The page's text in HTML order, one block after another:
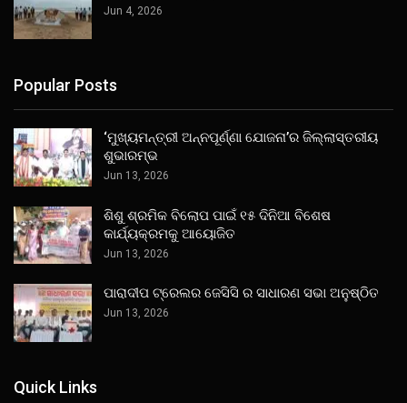
Jun 4, 2026
Popular Posts
‘ମୁଖ୍ୟମନ୍ତ୍ରୀ ଅନ୍ନପୂର୍ଣ୍ଣା ଯୋଜନା’ର ଜିଲ୍ଲାସ୍ତରୀୟ
ଶୁଭାରମ୍ଭ
Jun 13, 2026
ଶିଶୁ ଶ୍ରମିକ ବିଲୋପ ପାଇଁ ୧୫ ଦିନିଆ ବିଶେଷ
କାର୍ଯ୍ୟକ୍ରମକୁ ଆୟୋଜିତ
Jun 13, 2026
ପାରାଦୀପ ଟ୍ରେଲର ଜେସିସି ର ସାଧାରଣ ସଭା ଅନୁଷ୍ଠିତ
Jun 13, 2026
Quick Links